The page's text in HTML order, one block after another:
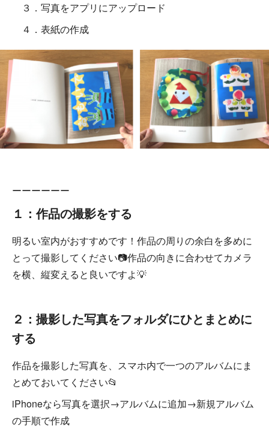
３．写真をアプリにアップロード
４．表紙の作成
ーーーーーー
１：作品の撮影をする
明るい室内がおすすめです！作品の周りの余白を多めに
とって撮影してください📷作品の向きに合わせてカメラ
を横、縦変えると良いですよ💡
２：撮影した写真をフォルダにひとまとめに
する
作品を撮影した写真を、スマホ内で一つのアルバムにま
とめておいてください📂
iPhoneなら写真を選択→アルバムに追加→新規アルバム
の手順で作成